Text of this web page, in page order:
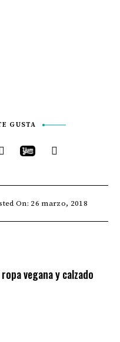
GUSTA
On: 26 marzo, 2018
vegana y calzado